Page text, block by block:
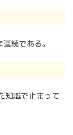
続である。
知識で止まって